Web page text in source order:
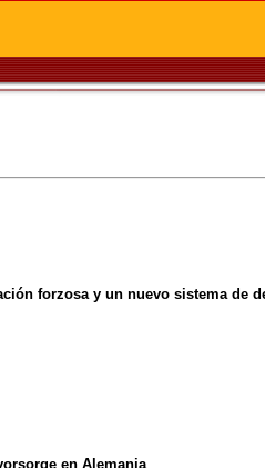
forzosa y un nuevo sistema de
en Alemania